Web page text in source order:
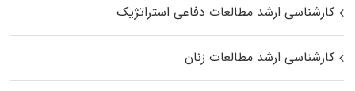
کارشناسی ارشد مطالعات دفاعی استراتژیک
کارشناسی ارشد مطالعات زنان